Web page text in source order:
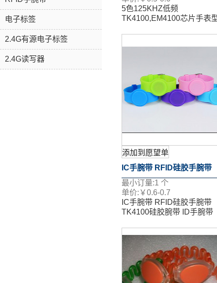
电子标签
2.4G有源电子标签
2.4G读写器
带ID手表卡硅胶腕带标签
5色125KHZ低频
TK4100,EM4100芯片手表
添加到愿望单
IC手腕带 RFID硅胶手腕带
TK4100硅胶腕带 ID手腕带
最小订量:1 个
单价: ￥0.6-0.7
IC手腕带 RFID硅胶手腕带
TK4100硅胶腕带 ID手腕带